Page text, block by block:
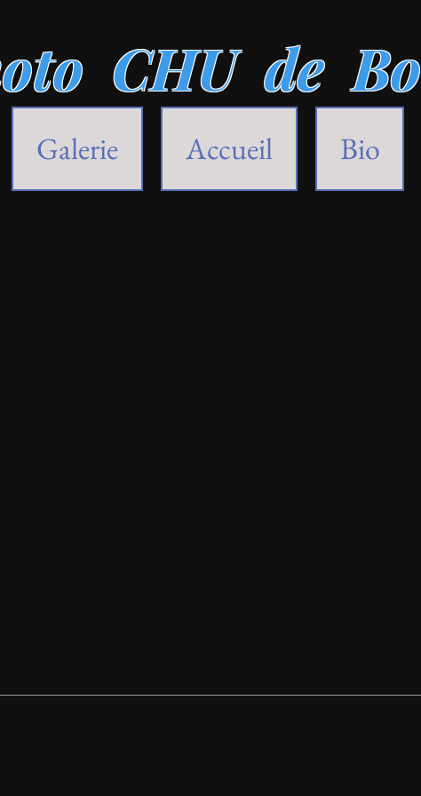
CHU de
Galerie Accueil Bio